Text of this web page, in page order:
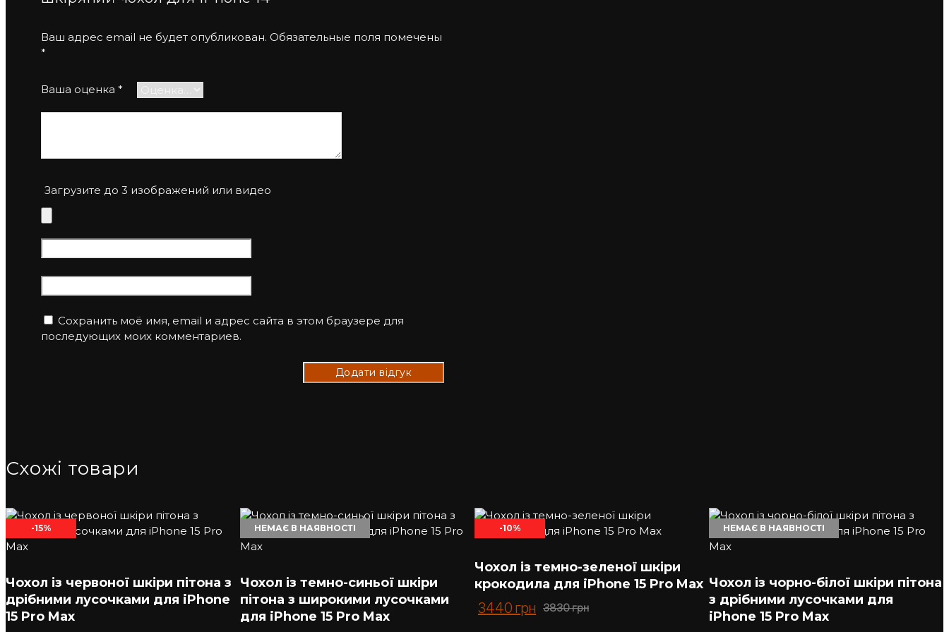
Ваш адрес email не будет опубликован. Обязательные поля помечены
*
Ваша оценка *
Загрузите до 3 изображений или видео
Сохранить моё имя, email и адрес сайта в этом браузере для
последующих моих комментариев.
Схожі товари
-15%
Чохол із червоної шкіри пітона з
дрібними лусочками для iPhone
15 Pro Max
НЕМАЄ В НАЯВНОСТІ
Чохол із темно-синьої шкіри
пітона з широкими лусочками
для iPhone 15 Pro Max
-10%
Чохол із темно-зеленої шкіри
крокодила для iPhone 15 Pro Max
3830грн
Первоначальная
3440 грн
Текущая
НЕМАЄ В НАЯВНОСТІ
Чохол із чорно-білої шкіри пітона
з дрібними лусочками для
iPhone 15 Pro Max